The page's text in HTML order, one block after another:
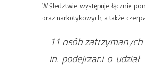
W śledztwie występuje łącznie
oraz narkotykowych, a także
11 osób
in. podejrzani o